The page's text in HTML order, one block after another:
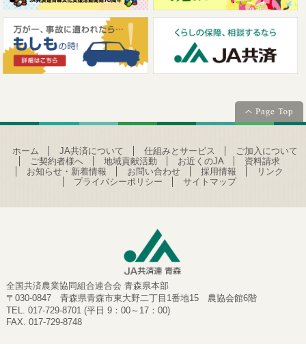
ホーム JA共済について 仕組みとサービス
ご加入について
ご契約者様へ
地域貢献活動 お近くのJA
資料請求
お知らせ・新着情報
お問い合わせ 採用情報
リンク
プライバシーポリシー
サイトマップ
全国共済農業協同組合連合会 青森県本部
〒030-0847 青森県青森市東大野二丁目1番地15 農協会館6階
TEL. 017-729-8701 (平日 9：00～17：00)
FAX. 017-729-8748